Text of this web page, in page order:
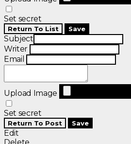
Set secret
Return To List Save
Subject
Writer
Email
Upload Image
Set secret
Return To Post Save
Edit
Delete